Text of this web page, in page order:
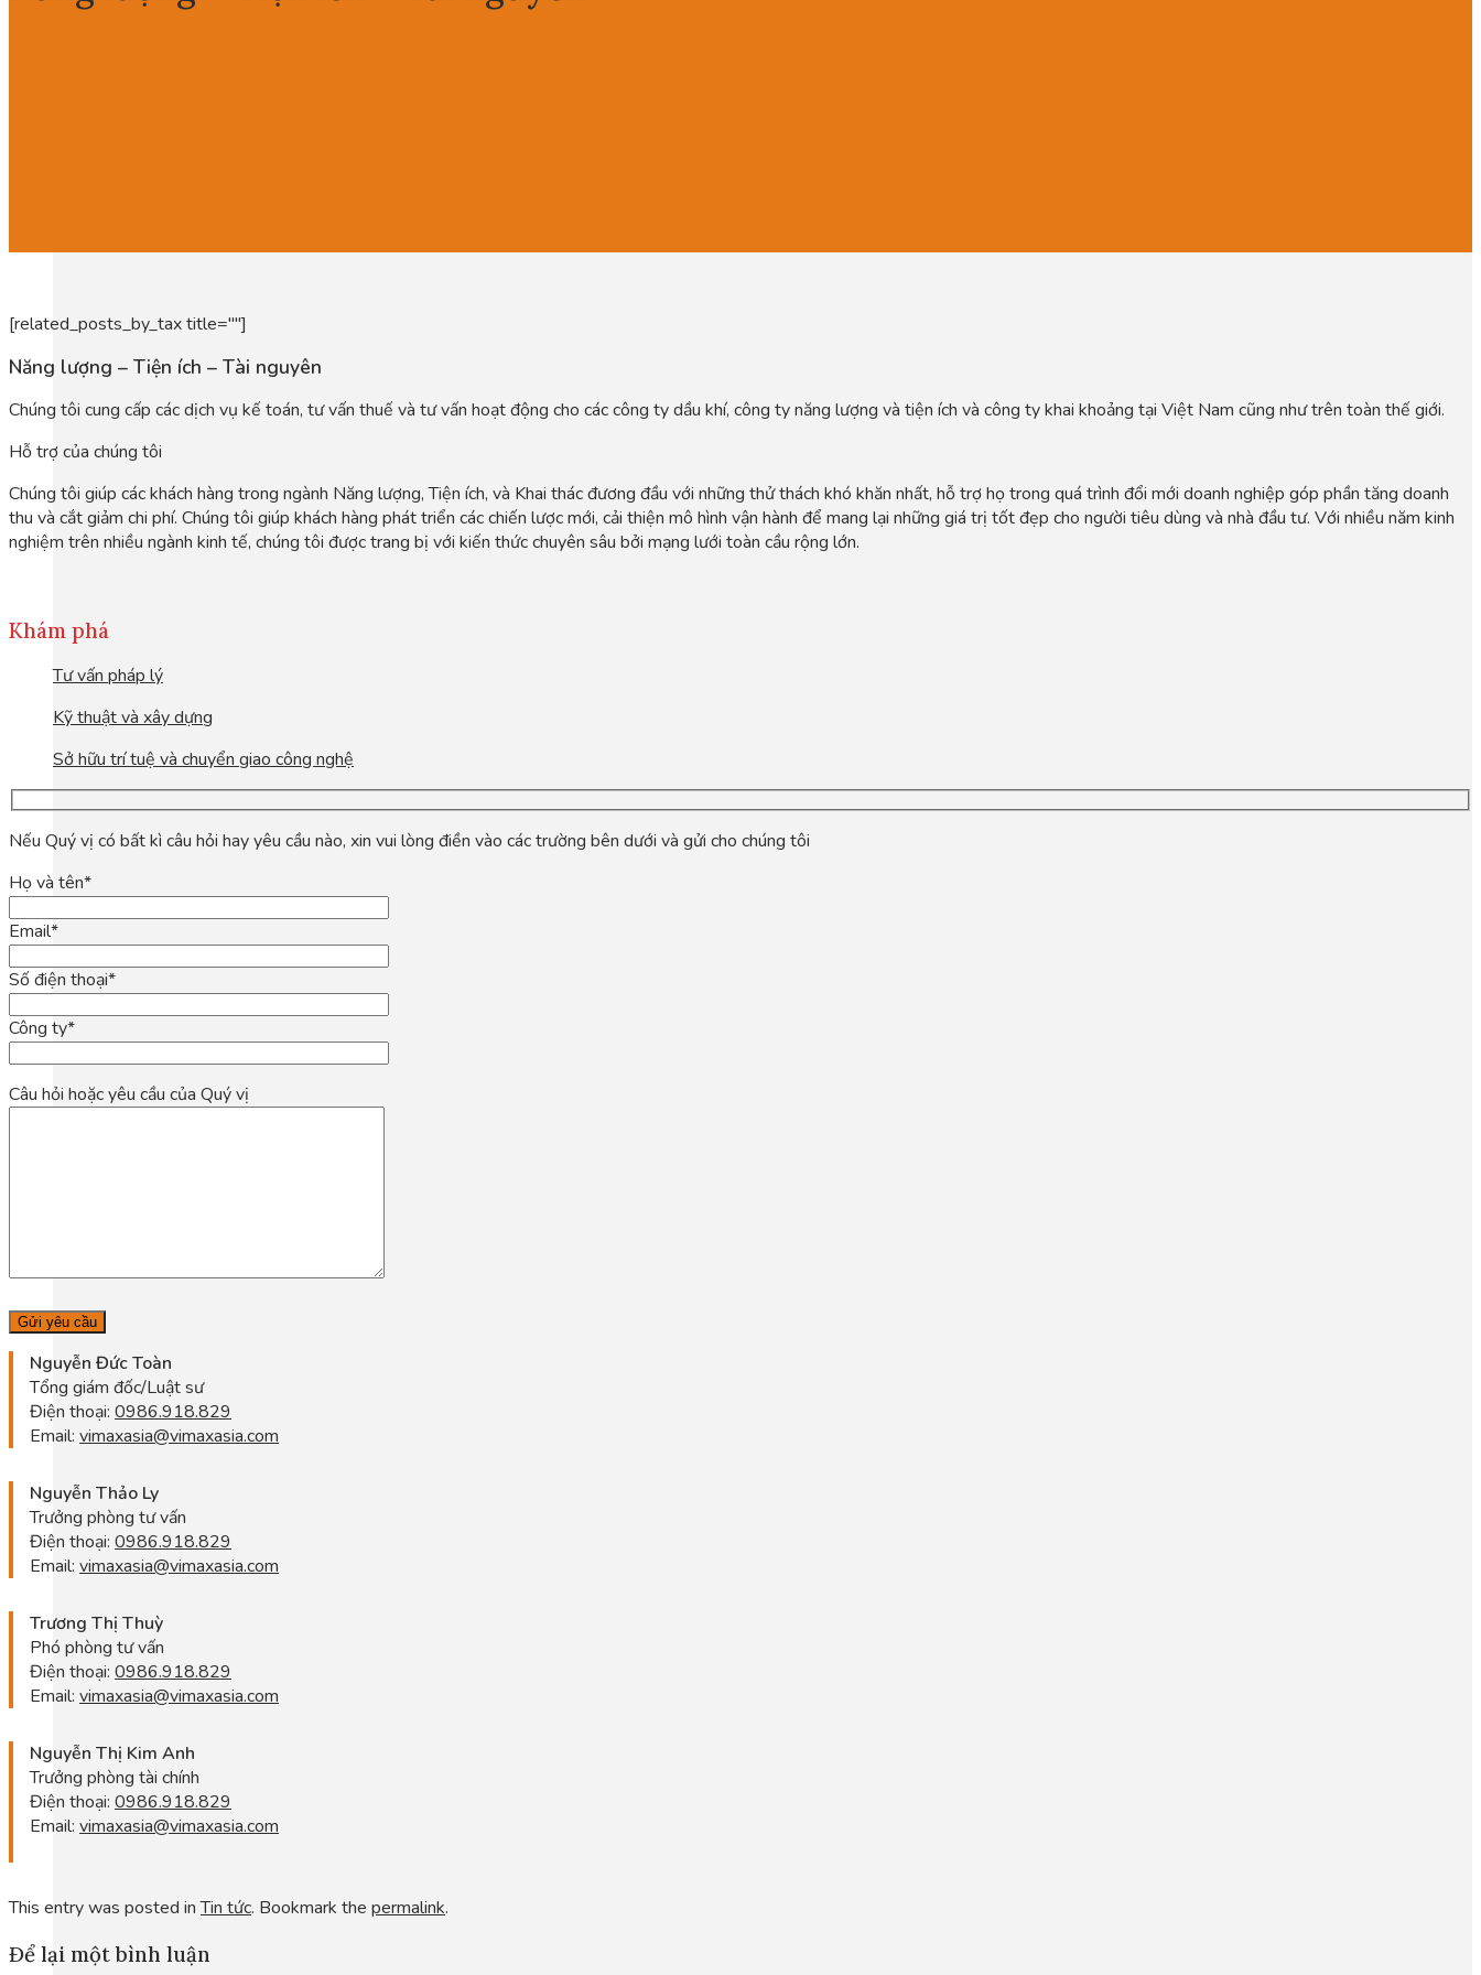
[related_posts_by_tax title=""]
Năng lượng – Tiện ích – Tài nguyên
Chúng tôi cung cấp các dịch vụ kế toán, tư vấn thuế và tư vấn hoạt động cho các công ty dầu khí, công ty năng lượng và tiện ích và công ty khai khoảng tại Việt Nam cũng như trên toàn thế giới.
Hỗ trợ của chúng tôi
Chúng tôi giúp các khách hàng trong ngành Năng lượng, Tiện ích, và Khai thác đương đầu với những thử thách khó khăn nhất, hỗ trợ họ trong quá trình đổi mới doanh nghiệp góp phần tăng doanh
thu và cắt giảm chi phí. Chúng tôi giúp khách hàng phát triển các chiến lược mới, cải thiện mô hình vận hành để mang lại những giá trị tốt đẹp cho người tiêu dùng và nhà đầu tư. Với nhiều năm kinh
nghiệm trên nhiều ngành kinh tế, chúng tôi được trang bị với kiến thức chuyên sâu bởi mạng lưới toàn cầu rộng lớn.
Khám phá
Tư vấn pháp lý
Kỹ thuật và xây dựng
Sở hữu trí tuệ và chuyển giao công nghệ
Nếu Quý vị có bất kì câu hỏi hay yêu cầu nào, xin vui lòng điền vào các trường bên dưới và gửi cho chúng tôi
Họ và tên*
Email*
Số điện thoại*
Công ty*
Câu hỏi hoặc yêu cầu của Quý vị
Nguyễn Đức Toàn
Tổng giám đốc/Luật sư
Điện thoại: 0986.918.829
Email: vimaxasia@vimaxasia.com
Nguyễn Thảo Ly
Trưởng phòng tư vấn
Điện thoại: 0986.918.829
Email: vimaxasia@vimaxasia.com
Trương Thị Thuỳ
Phó phòng tư vấn
Điện thoại: 0986.918.829
Email: vimaxasia@vimaxasia.com
Nguyễn Thị Kim Anh
Trưởng phòng tài chính
Điện thoại: 0986.918.829
Email: vimaxasia@vimaxasia.com
This entry was posted inTin tức. Bookmark the permalink.
Để lại một bình luận